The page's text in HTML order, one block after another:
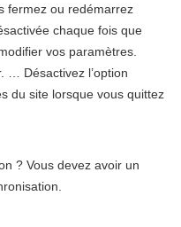
fermez ou redémarrez
chaque fois que
vos paramètres.
… Désactivez l’option
du site lorsque vous quittez
? Vous devez avoir un